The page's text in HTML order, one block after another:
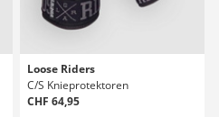
Loose Riders
C/S Knieprotektoren
CHF 64,95